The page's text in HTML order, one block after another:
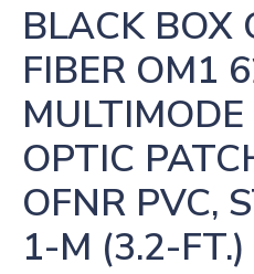
BLACK BOX
FIBER OM1
MULTIMODE
OPTIC
OFNR PVC,
1-M (3.2-FT.)